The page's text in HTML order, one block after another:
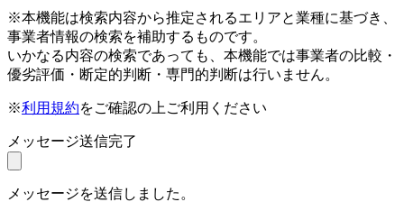
※本機能は検索内容から推定されるエリアと業種に基づき、
事業者情報の検索を補助するものです。
いかなる内容の検索であっても、本機能では事業者の比較・
優劣評価・断定的判断・専門的判断は行いません。
※利用規約をご確認の上ご利用ください
メッセージ送信完了
メッセージを送信しました。